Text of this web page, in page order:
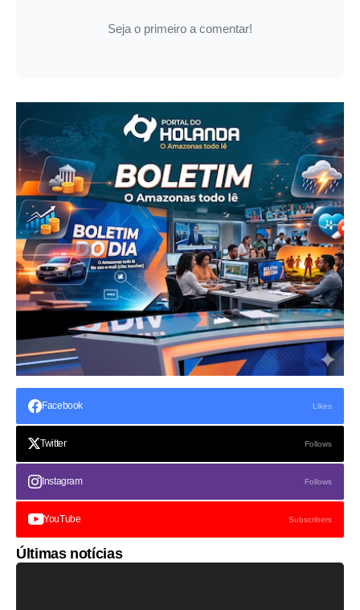
Seja o primeiro a comentar!
Facebook Likes
Twitter Follows
Instagram Follows
YouTube Subscribers
Últimas notícias